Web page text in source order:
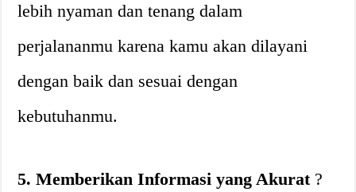
lebih nyaman dan tenang dalam
perjalananmu karena kamu akan dilayani
dengan baik dan sesuai dengan
kebutuhanmu.
5. Memberikan Informasi yang Akurat ?